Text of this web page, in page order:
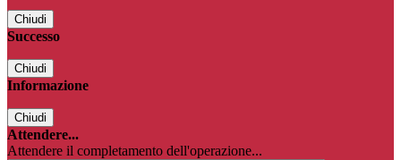
Chiudi
Successo
Chiudi
Informazione
Chiudi
Attendere...
Attendere il completamento dell'operazione...